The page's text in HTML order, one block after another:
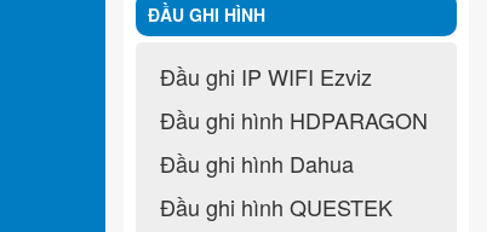
ĐẦU GHI HÌNH
Đầu ghi IP WIFI Ezviz
Đầu ghi hình HDPARAGON
Đầu ghi hình Dahua
Đầu ghi hình QUESTEK